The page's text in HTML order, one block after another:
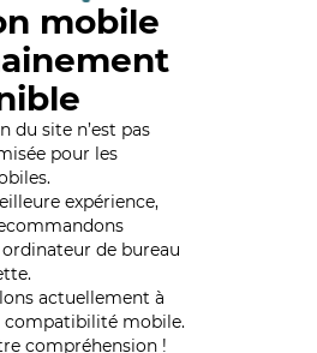
mobile
du site n’est pas
pour les
expérience,
de bureau
actuellement à
compatibilité mobile.
compréhension !